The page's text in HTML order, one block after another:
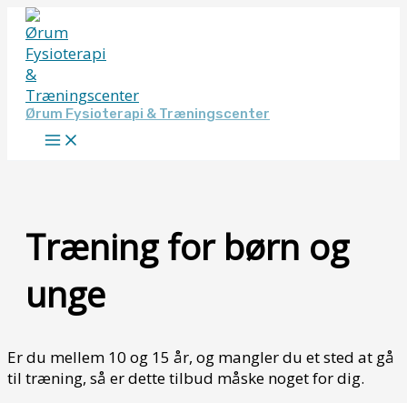
Gå
indholdet
Ørum Fysioterapi & Træningscenter
Træning for børn og
unge
Er du mellem 10 og 15 år, og mangler du et sted at gå
til træning, så er dette tilbud måske noget for dig.